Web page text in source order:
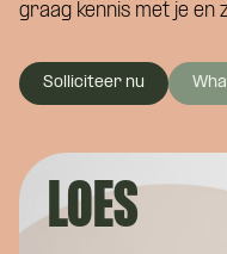
graag kennis met je en
Solliciteer nu
LOES